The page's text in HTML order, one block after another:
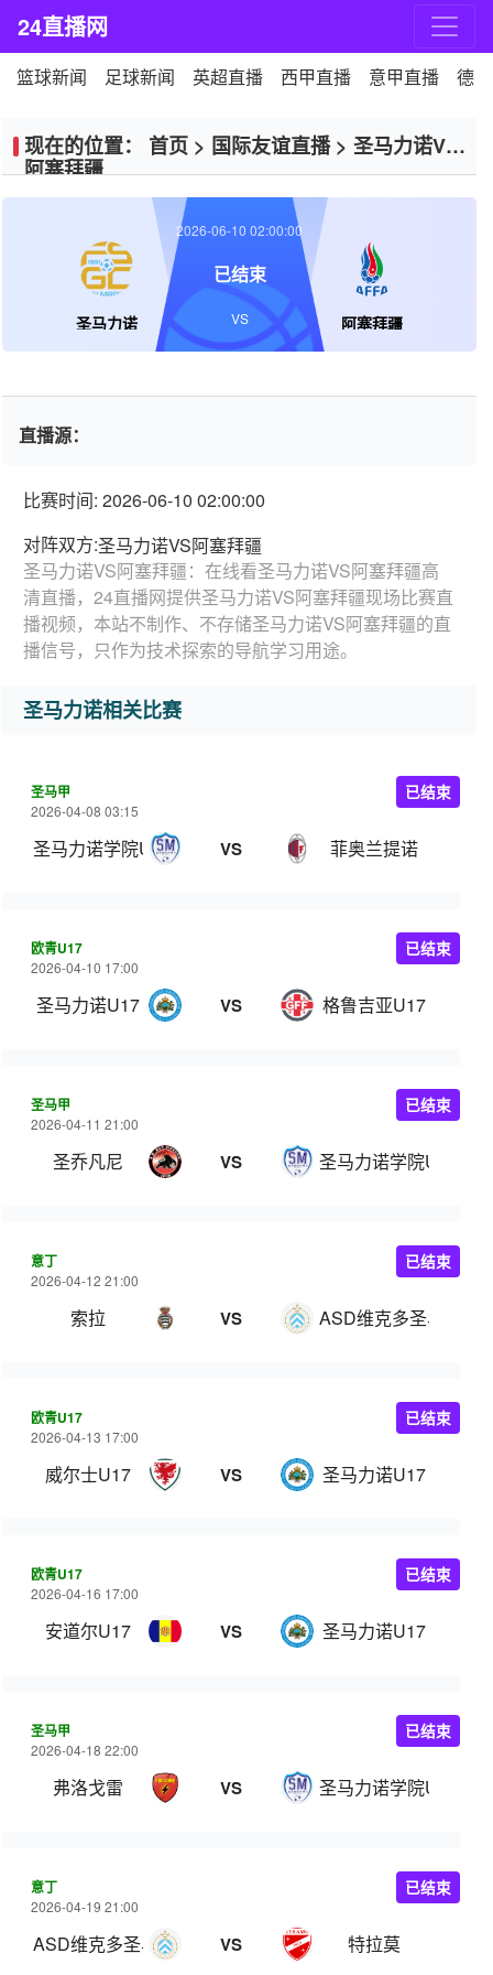
24直播网
篮球新闻 足球新闻 英超直播 西甲直播 意甲直播 德
现在的位置： 首页 > 国际友谊直播> 圣马力诺VS
阿塞拜疆
圣马力诺 阿塞拜疆
2026-06-10 02:00:00
已结束
VS
直播源：
比赛时间: 2026-06-10 02:00:00
对阵双方:圣马力诺VS阿塞拜疆
圣马力诺VS阿塞拜疆：在线看圣马力诺VS阿塞拜疆高
清直播，24直播网提供圣马力诺VS阿塞拜疆现场比赛直
播视频，本站不制作、不存储圣马力诺VS阿塞拜疆的直
播信号，只作为技术探索的导航学习用途。
圣马力诺相关比赛
圣马甲
2026-04-08 03:15
圣马力诺学院U22 VS 菲奥兰提诺
已结束
欧青U17
2026-04-10 17:00
圣马力诺U17 VS 格鲁吉亚U17
已结束
圣马甲
2026-04-11 21:00
圣乔凡尼 VS 圣马力诺学院U22
已结束
意丁
2026-04-12 21:00
索拉 VS ASD维克多圣马力诺
已结束
欧青U17
2026-04-13 17:00
威尔士U17 VS 圣马力诺U17
已结束
欧青U17
2026-04-16 17:00
安道尔U17 VS 圣马力诺U17
已结束
圣马甲
2026-04-18 22:00
弗洛戈雷 VS 圣马力诺学院U22
已结束
意丁
2026-04-19 21:00
ASD维克多圣马力诺 VS 特拉莫
已结束